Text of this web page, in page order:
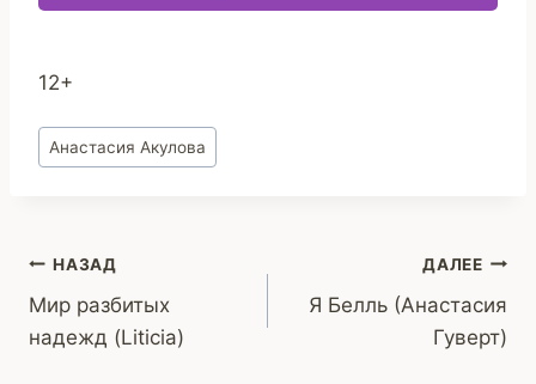
12+
Метки
записи:
Анастасия Акулова
Навигация
по
записям
НАЗАД
Мир разбитых
надежд (Liticia)
ДАЛЕЕ
Я Белль (Анастасия
Гуверт)